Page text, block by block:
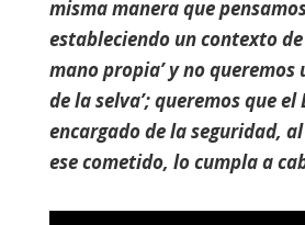
misma manera que
estableciendo un contexto
mano propia’ y no queremos
de la selva’; queremos que el
encargado de la seguridad,
ese cometido, lo cumpla a